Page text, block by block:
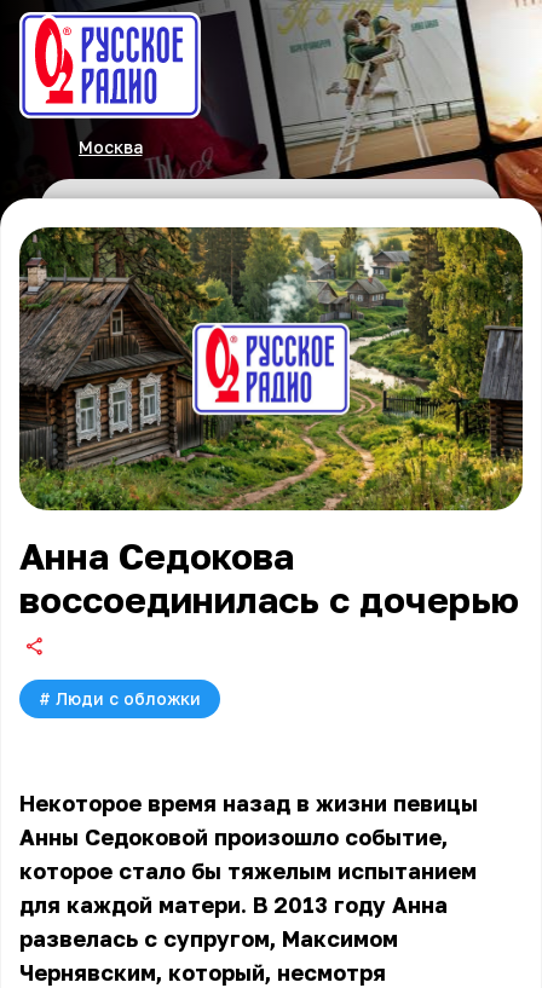
Москва
Анна Седокова
воссоединилась с дочерью
# Люди с обложки
Некоторое время назад в жизни певицы
Анны Седоковой произошло событие,
которое стало бы тяжелым испытанием
для каждой матери. В 2013 году Анна
развелась с супругом, Максимом
Чернявским, который, несмотря